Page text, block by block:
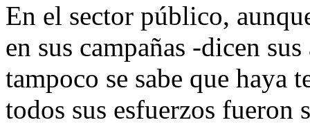
En el sector público,
en sus campañas -dicen
tampoco se sabe que haya
todos sus esfuerzos fueron